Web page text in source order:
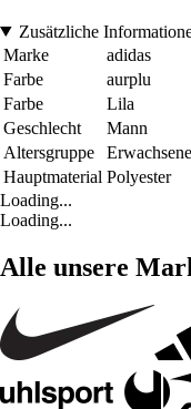
Zusätzliche
Marke
adidas
Farbe
aurplu
Farbe
Lila
Geschlecht
Mann
Altersgruppe
Erwachsene
Hauptmaterial Polyester
Loading...
Loading...
Alle unsere